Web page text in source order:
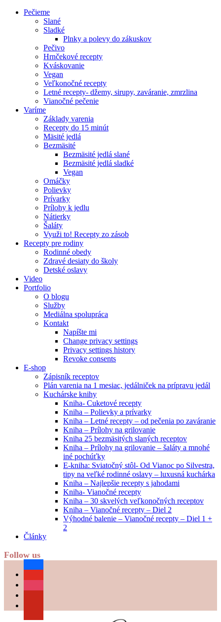
Pečieme
Slané
Sladké
Plnky a polevy do zákuskov
Pečivo
Hrnčekové recepty
Kváskovanie
Vegan
Veľkonočné recepty
Letné recepty- džemy, sirupy, zaváranie, zmrzlina
Vianočné pečenie
Varíme
Základy varenia
Recepty do 15 minút
Mäsité jedlá
Bezmäsité
Bezmäsité jedlá slané
Bezmäsité jedlá sladké
Vegan
Omáčky
Polievky
Prívarky
Prílohy k jedlu
Nátierky
Šaláty
Využi to! Recepty zo zásob
Recepty pre rodiny
Rodinné obedy
Zdravé desiaty do školy
Detské oslavy
Video
Portfolio
O blogu
Služby
Mediálna spolupráca
Kontakt
Napíšte mi
Change privacy settings
Privacy settings history
Revoke consents
E-shop
Zápisník receptov
Plán varenia na 1 mesiac, jedálniček na prípravu jedál
Kuchárske knihy
Kniha- Cuketové recepty
Kniha – Polievky a prívarky
Kniha – Letné recepty – od pečenia po zaváranie
Kniha – Prílohy na grilovanie
Kniha 25 bezmäsitých slaných receptov
Kniha – Prílohy na grilovanie – šaláty a mnohé
iné pochúťky
E-kniha: Sviatočný stôl- Od Vianoc po Silvestra,
tipy na veľké rodinné oslavy – luxusná kuchárka
Kniha – Najlepšie recepty s jahodami
Kniha- Vianočné recepty
Kniha – 30 skvelých veľkonočných receptov
Kniha – Vianočné recepty – Diel 2
Výhodné balenie – Vianočné recepty – Diel 1 +
2
Články
Follow us